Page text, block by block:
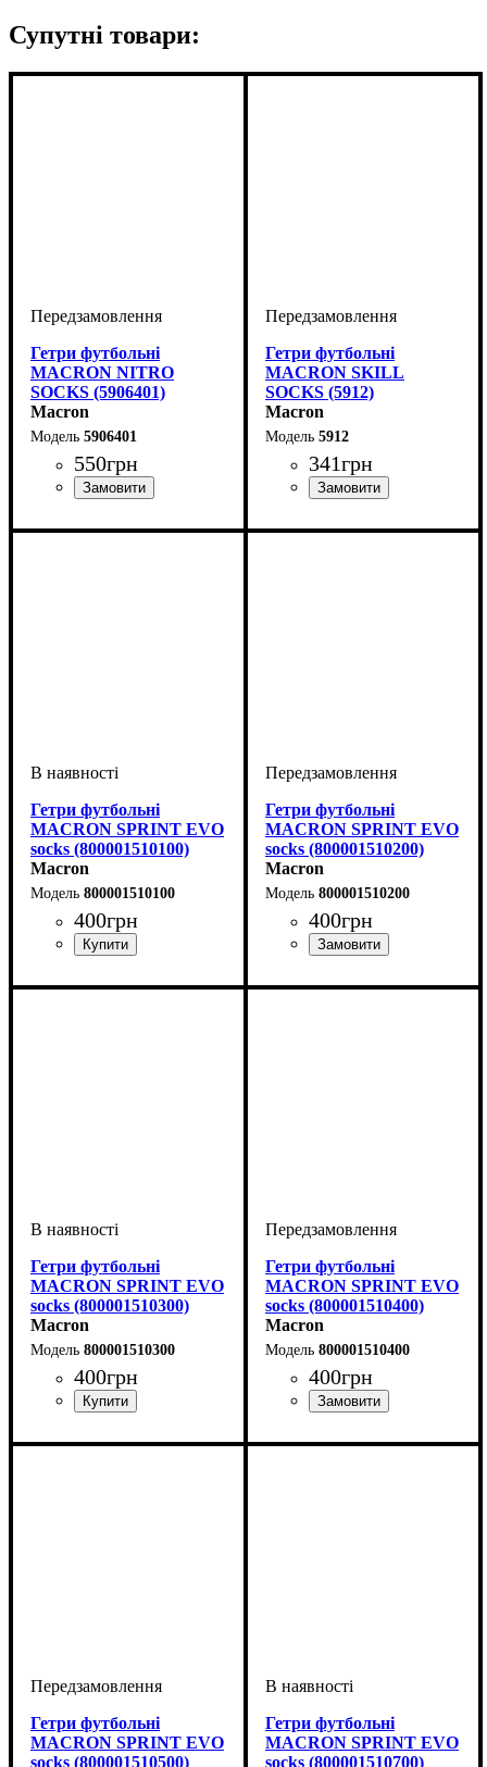
Супутні товари:
Гетри футбольні
MACRON NITRO
SOCKS (5906401)
Macron
5906401
550грн
Унісекс, Чоловічий
Гетри футбольні
MACRON SKILL
SOCKS (5912)
Macron
5912
341грн
Гетри футбольні
MACRON SPRINT EVO
socks (800001510100)
Macron
800001510100
400грн
Гетри футбольні
MACRON SPRINT EVO
socks (800001510200)
Macron
800001510200
400грн
Гетри футбольні
MACRON SPRINT EVO
socks (800001510300)
Macron
800001510300
400грн
Гетри футбольні
MACRON SPRINT EVO
socks (800001510400)
Macron
800001510400
400грн
Гетри футбольні
MACRON SPRINT EVO
socks (800001510500)
Гетри футбольні
MACRON SPRINT EVO
socks (800001510700)